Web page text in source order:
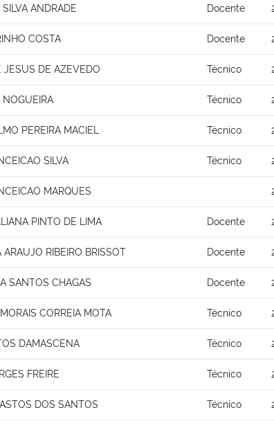
ANDRADE Docente
COSTA Docente
JESUS DE AZEVEDO Técnico
Técnico
PEREIRA MACIEL Técnico
SILVA Técnico
MARQUES
PINTO DE LIMA Docente
ARAUJO RIBEIRO BRISSOT Docente
SANTOS CHAGAS Docente
CORREIA MOTA Técnico
DAMASCENA Técnico
FREIRE Técnico
DOS SANTOS Técnico